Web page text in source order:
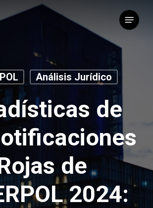
Menú
Análisis Jurídico
de
de
2024: